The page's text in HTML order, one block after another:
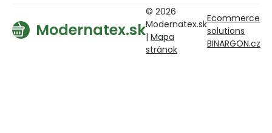
Modernatex.sk
© 2026
Modernatex.sk
| Mapa
stránok
Ecommerce
solutions
BINARGON.cz